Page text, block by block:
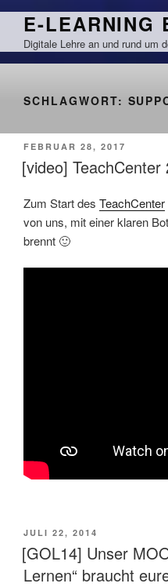
Zum
springen
E-LEARNING
Digitale Lehre an und rund um
SCHLAGWORT:
VERÖFFENTLICHT
AM
FEBRUAR 28, 2017
[video] TeachCenter
Zum Start des TeachCenter
von uns, mit einer klaren
brennt 🙂
VERÖFFENTLICHT
AM
JULI 22, 2014
[GOL14] Unser
Lernen“ braucht